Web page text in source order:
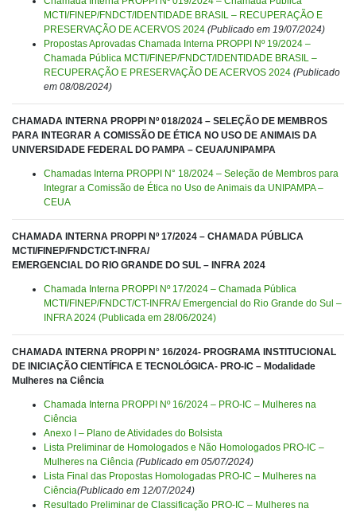
MCTI/FINEP/FNDCT/IDENTIDADE BRASIL – RECUPERAÇÃO E
PRESERVAÇÃO DE ACERVOS 2024 (Publicado em 19/07/2024)
Propostas Aprovadas Chamada Interna PROPPI Nº 19/2024 –
Chamada Pública MCTI/FINEP/FNDCT/IDENTIDADE BRASIL –
RECUPERAÇÃO E PRESERVAÇÃO DE ACERVOS 2024 (Publicado
em 08/08/2024)
CHAMADA INTERNA PROPPI Nº 018/2024 – SELEÇÃO DE MEMBROS
PARA INTEGRAR A COMISSÃO DE ÉTICA NO USO DE ANIMAIS DA
UNIVERSIDADE FEDERAL DO PAMPA – CEUA/UNIPAMPA
Chamadas Interna PROPPI N° 18/2024 – Seleção de Membros para
Integrar a Comissão de Ética no Uso de Animais da UNIPAMPA –
CEUA
CHAMADA INTERNA PROPPI Nº 17/2024 – CHAMADA PÚBLICA
MCTI/FINEP/FNDCT/CT-INFRA/
EMERGENCIAL DO RIO GRANDE DO SUL – INFRA 2024
Chamada Interna PROPPI Nº 17/2024 – Chamada Pública
MCTI/FINEP/FNDCT/CT-INFRA/ Emergencial do Rio Grande do Sul –
INFRA 2024 (Publicada em 28/06/2024)
CHAMADA INTERNA PROPPI N° 16/2024- PROGRAMA INSTITUCIONAL
DE INICIAÇÃO CIENTÍFICA E TECNOLÓGICA- PRO-IC – Modalidade
Mulheres na Ciência
Chamada Interna PROPPI Nº 16/2024 – PRO-IC – Mulheres na
Ciência
Anexo I – Plano de Atividades do Bolsista
Lista Preliminar de Homologados e Não Homologados PRO-IC –
Mulheres na Ciência (Publicado em 05/07/2024)
Lista Final das Propostas Homologadas PRO-IC – Mulheres na
Ciência(Publicado em 12/07/2024)
Resultado Preliminar de Classificação PRO-IC – Mulheres na